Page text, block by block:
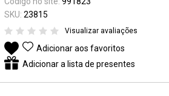
Pedal & Pedaleira
Captadores
Diversos
SKU: 23815
Visualizar avaliações
Adicionar aos favoritos
Adicionar a lista de presentes